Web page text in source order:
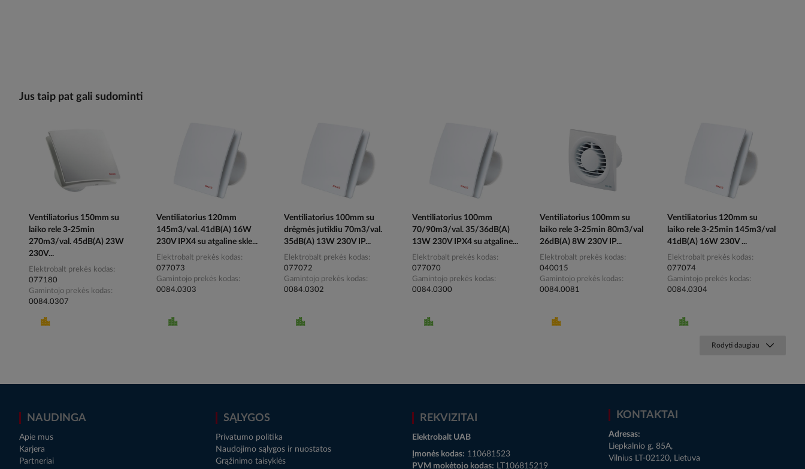
Jus taip pat gali sudominti
Ventiliatorius 150mm su
laiko rele 3-25min
270m3/val. 45dB(A) 23W
230V...
Elektrobalt prekės kodas
077180
Gamintojo prekės kodas
0084.0307
Ventiliatorius 120mm
145m3/val. 41dB(A) 16W
230V IPX4 su atgaline skle...
Elektrobalt prekės kodas
077073
Gamintojo prekės kodas
0084.0303
Ventiliatorius 100mm su
drėgmės jutikliu 70m3/val.
35dB(A) 13W 230V IP...
Elektrobalt prekės kodas
077072
Gamintojo prekės kodas
0084.0302
Ventiliatorius 100mm
70/90m3/val. 35/36dB(A)
13W 230V IPX4 su atgaline...
Elektrobalt prekės kodas
077070
Gamintojo prekės kodas
0084.0300
Ventiliatorius 100mm su
laiko rele 3-25min 80m3/val
26dB(A) 8W 230V IP...
Elektrobalt prekės kodas
040015
Gamintojo prekės kodas
0084.0081
Ventiliatorius 120mm su
laiko rele 3-25min 145m3/val
41dB(A) 16W 230V ...
Elektrobalt prekės kodas
077074
Gamintojo prekės kodas
0084.0304
Rodyti daugiau
NAUDINGA
Apie mus
Karjera
Partneriai
SĄLYGOS
Privatumo politika
Naudojimo sąlygos ir nuostatos
Grąžinimo taisyklės
REKVIZITAI
Elektrobalt UAB
Įmonės kodas: 110681523
PVM mokėtojo kodas: LT106815219
KONTAKTAI
Adresas:
Liepkalnio g. 85A,
Vilnius LT-02120, Lietuva